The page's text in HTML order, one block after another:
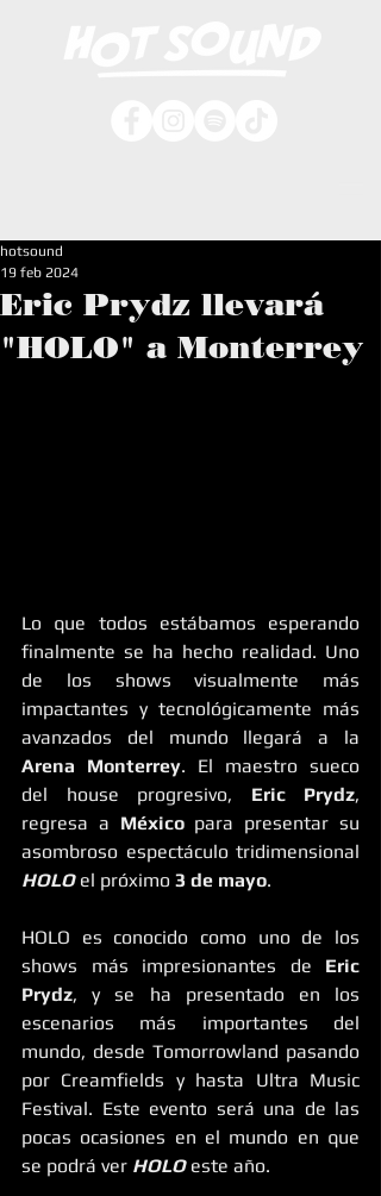
Eric Prydz llevará
"HOLO" a Monterrey
hotsound
19 feb 2024
Lo que todos estábamos esperando
finalmente se ha hecho realidad. Uno
de los shows visualmente más
impactantes y tecnológicamente más
Arena Monterrey. El maestro sueco
del house progresivo, Eric Prydz,
regresa a México para presentar su
HOLO el próximo 3 de mayo.
HOLO es conocido como uno de los
shows más impresionantes de Eric
Prydz, y se ha presentado en los
escenarios más importantes del
mundo, desde Tomorrowland pasando
por Creamfields y hasta Ultra Music
Festival. Este evento será una de las
pocas ocasiones en el mundo en que
se podrá ver HOLO este año.